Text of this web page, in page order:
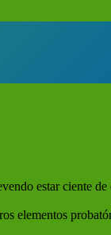
estar ciente de
elementos